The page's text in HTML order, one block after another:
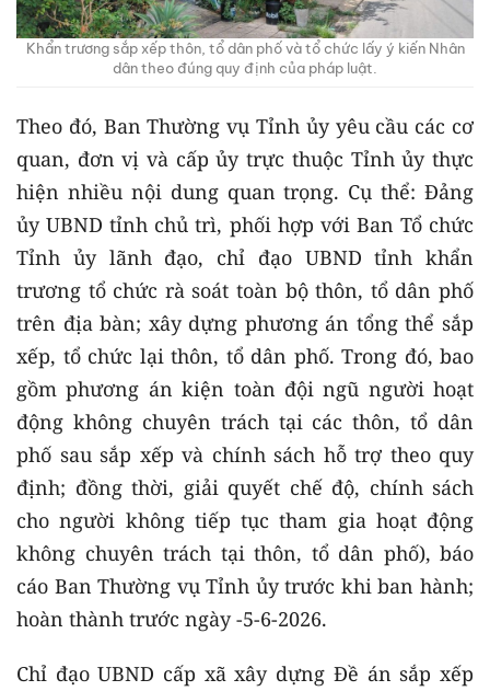
Khẩn trương sắp xếp thôn, tổ dân phố và tổ chức lấy ý kiến Nhân
dân theo đúng quy định của pháp luật.
Theo đó, Ban Thường vụ Tỉnh ủy yêu cầu các cơ
quan, đơn vị và cấp ủy trực thuộc Tỉnh ủy thực
hiện nhiều nội dung quan trọng. Cụ thể: Đảng
ủy UBND tỉnh chủ trì, phối hợp với Ban Tổ chức
Tỉnh ủy lãnh đạo, chỉ đạo UBND tỉnh khẩn
trương tổ chức rà soát toàn bộ thôn, tổ dân phố
trên địa bàn; xây dựng phương án tổng thể sắp
xếp, tổ chức lại thôn, tổ dân phố. Trong đó, bao
gồm phương án kiện toàn đội ngũ người hoạt
động không chuyên trách tại các thôn, tổ dân
phố sau sắp xếp và chính sách hỗ trợ theo quy
định; đồng thời, giải quyết chế độ, chính sách
cho người không tiếp tục tham gia hoạt động
không chuyên trách tại thôn, tổ dân phố), báo
cáo Ban Thường vụ Tỉnh ủy trước khi ban hành;
hoàn thành trước ngày -5-6-2026.
Chỉ đạo UBND cấp xã xây dựng Đề án sắp xếp